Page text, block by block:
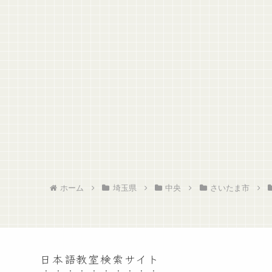
ホーム 埼玉県 中央 さいたま市
日本語教室検索サイト